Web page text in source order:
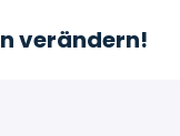
verändern!